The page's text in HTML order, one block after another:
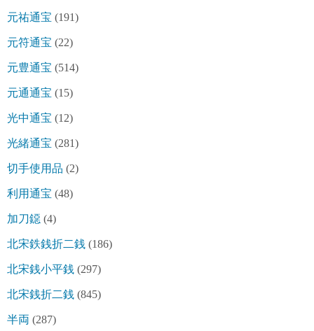
元祐通宝 (191)
元符通宝 (22)
元豊通宝 (514)
元通通宝 (15)
光中通宝 (12)
光緒通宝 (281)
切手使用品 (2)
利用通宝 (48)
加刀鐚 (4)
北宋鉄銭折二銭 (186)
北宋銭小平銭 (297)
北宋銭折二銭 (845)
半両 (287)